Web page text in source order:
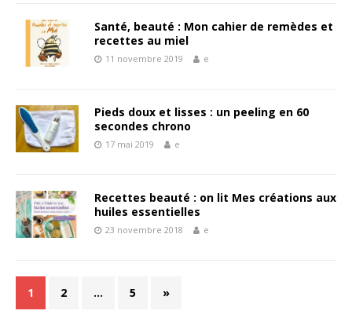
Santé, beauté : Mon cahier de remèdes et
recettes au miel
11 novembre 2019 e
Pieds doux et lisses : un peeling en 60
secondes chrono
17 mai 2019 e
Recettes beauté : on lit Mes créations aux
huiles essentielles
23 novembre 2018 e
1 2 … 5 »